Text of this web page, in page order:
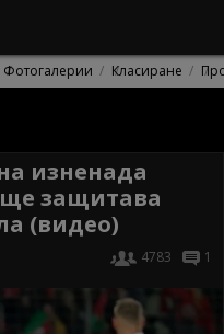
Фотогалерии Класиране
изненада
защитава
(видео)
4783 1